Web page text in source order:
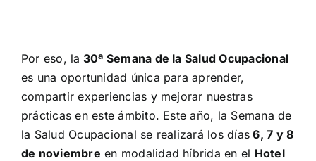
Por eso, la 30ª Semana de la Salud Ocupacional
es una oportunidad única para aprender,
compartir experiencias y mejorar nuestras
prácticas en este ámbito. Este año, la Semana de
la Salud Ocupacional se realizará los días 6, 7 y 8
de noviembre en modalidad híbrida en el Hotel